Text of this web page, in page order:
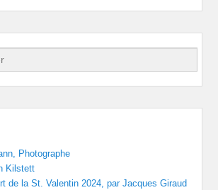
Photographe
Kilstett
de la St. Valentin 2024, par Jacques Giraud